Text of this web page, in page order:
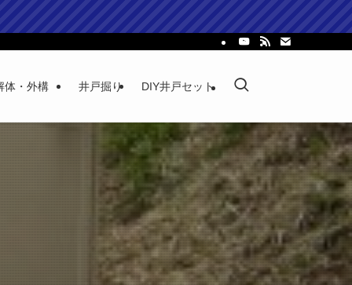
体・外構 井戸掘り DIY井戸セット